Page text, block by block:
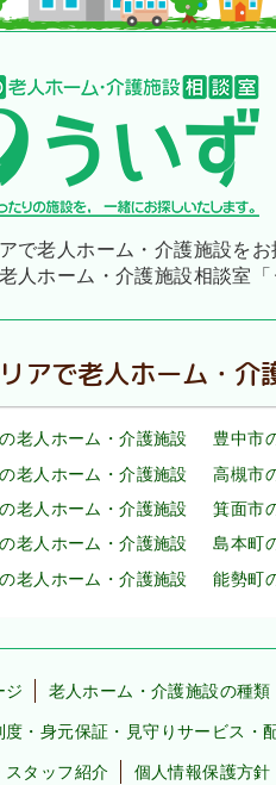
で老人ホーム・介護施設をお
老人ホーム・介護施設相談室
アで老人ホーム・介
老人ホーム・介護施設
豊中市
老人ホーム・介護施設
高槻市
老人ホーム・介護施設
箕面市
老人ホーム・介護施設
島本町
老人ホーム・介護施設
能勢町
ジ 老人ホーム・介護施設の種類
度・身元保証・見守りサービス・
スタッフ紹介 個人情報保護方針